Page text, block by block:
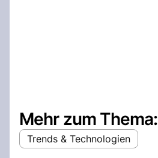
Mehr zum Thema:
Trends & Technologien